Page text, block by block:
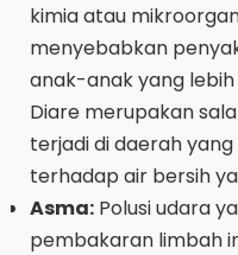
kimia atau
menyebabkan
anak-anak yang
Diare merupakan
terjadi di daerah
terhadap air bersih
Asma:Polusi udara
pembakaran limbah